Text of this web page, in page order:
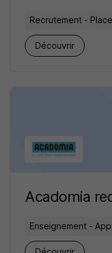
Recrutement -
Découvrir
Acadomia
Enseignement -